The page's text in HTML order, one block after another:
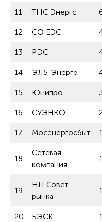
11 ТНС Энерго
12 СО ЕЭС
13 РЭС
14 ЭЛ5-Энерго
15 Юнипро
16 СУЭНКО
17 Мосэнергосбыт
18
Сетевая
компания
19
НП Совет
рынка
20 БЭСК